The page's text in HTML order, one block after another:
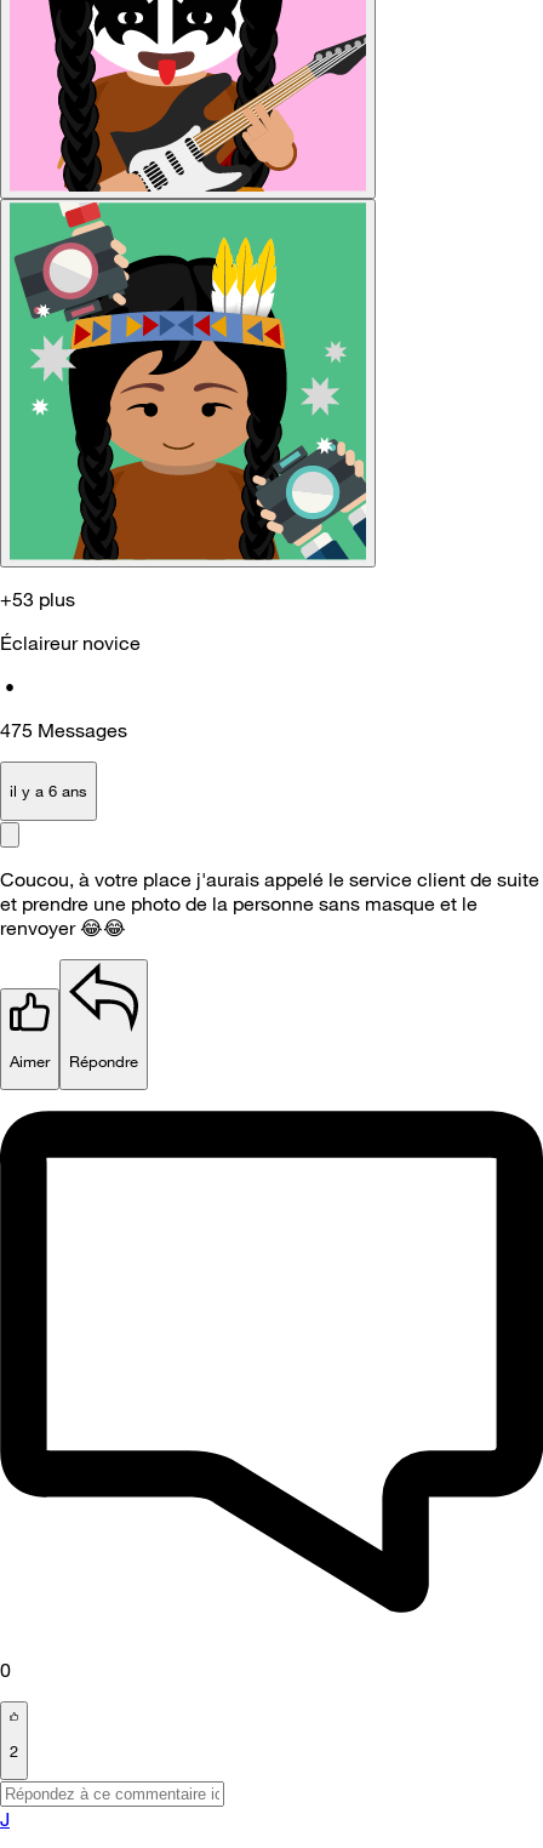
+53 plus
Éclaireur novice
•
475 Messages
il y a 6 ans
Coucou, à votre place j'aurais appelé le service client de suite
et prendre une photo de la personne sans masque et le
renvoyer😂😂
Aimer Répondre
0
2
J